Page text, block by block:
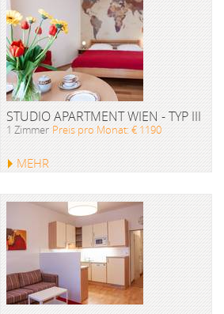
STUDIO APARTMENT WIEN - TYP III
1 Zimmer Preis pro Monat: € 1190
MEHR